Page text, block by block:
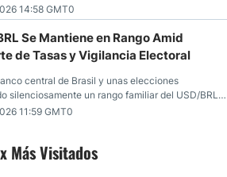
Más Visitados
14:58 GMT0
Se Mantiene en Rango Amid
de Tasas y Vigilancia Electoral
central de Brasil y unas elecciones
silenciosamente un rango familiar del USD/BRL.
del banco central de Brasil y unas elecciones
silenciosamente un rango familiar del USD/BRL.
observando a continuación.
11:59 GMT0